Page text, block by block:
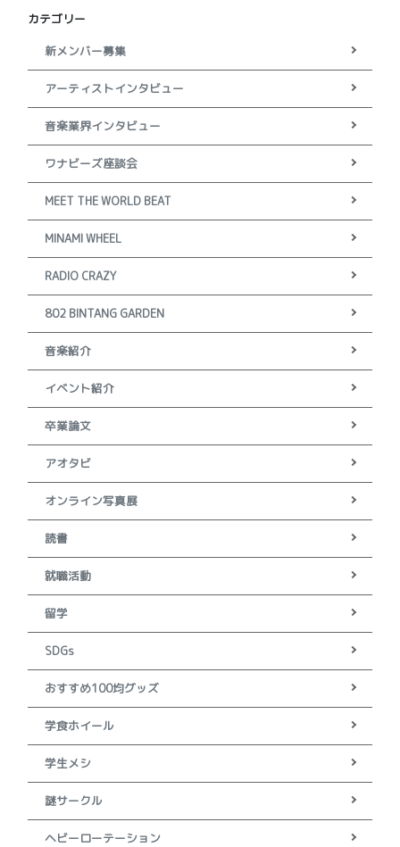
カテゴリー
新メンバー募集
アーティストインタビュー
音楽業界インタビュー
ワナビーズ座談会
MEET THE WORLD BEAT
MINAMI WHEEL
RADIO CRAZY
802 BINTANG GARDEN
音楽紹介
イベント紹介
卒業論文
アオタビ
オンライン写真展
読書
就職活動
留学
SDGs
おすすめ100均グッズ
学食ホイール
学生メシ
謎サークル
ヘビーローテーション